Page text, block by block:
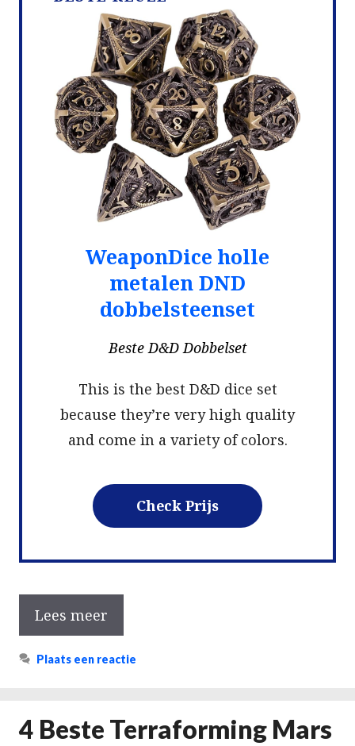
WeaponDice holle
metalen DND
dobbelsteenset
Beste D&D Dobbelset
This is the best D&D dice set
because they’re very high quality
and come in a variety of colors.
Check Prijs
Lees meer
Plaats een reactie
4 Beste Terraforming Mars